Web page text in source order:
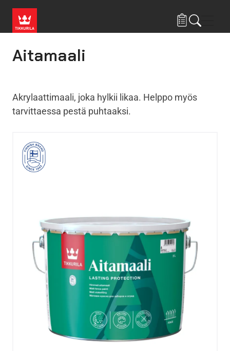
Aitamaali
Akrylaattimaali, joka hylkii likaa. Helppo myös
tarvittaessa pestä puhtaaksi.